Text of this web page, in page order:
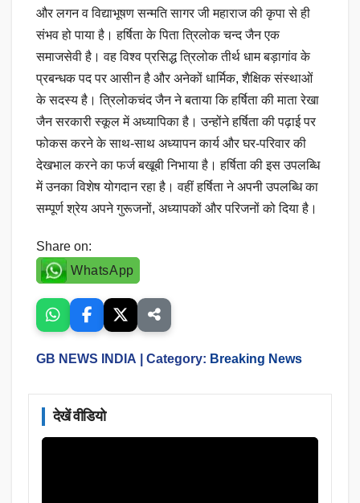
और लगन व विद्याभूषण सन्मति सागर जी महाराज की कृपा से ही
संभव हो पाया है। हर्षिता के पिता त्रिलोक चन्द जैन एक
समाजसेवी है। वह विश्व प्रसिद्ध त्रिलोक तीर्थ धाम बड़ागांव के
प्रबन्धक पद पर आसीन है और अनेकों धार्मिक, शैक्षिक संस्थाओं
के सदस्य है। त्रिलोकचंद जैन ने बताया कि हर्षिता की माता रेखा
जैन सरकारी स्कूल में अध्यापिका है। उन्होंने हर्षिता की पढ़ाई पर
फोकस करने के साथ-साथ अध्यापन कार्य और घर-परिवार की
देखभाल करने का फर्ज बखूबी निभाया है। हर्षिता की इस उपलब्धि
में उनका विशेष योगदान रहा है। वहीं हर्षिता ने अपनी उपलब्धि का
सम्पूर्ण श्रेय अपने गुरूजनों, अध्यापकों और परिजनों को दिया है।
Share on:
WhatsApp
GB NEWS INDIA | Category: Breaking News
देखें वीडियो